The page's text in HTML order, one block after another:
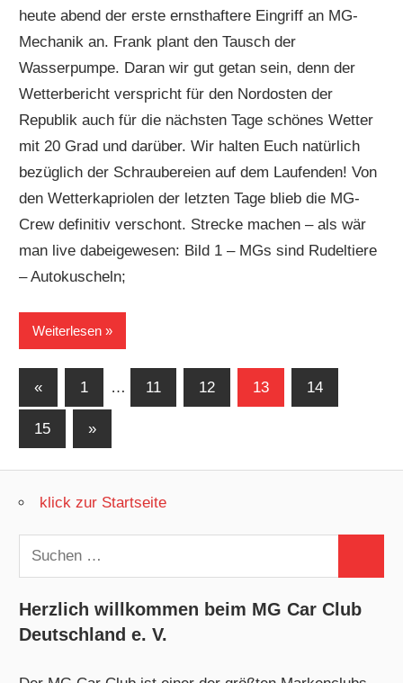
heute abend der erste ernsthaftere Eingriff an MG-
Mechanik an. Frank plant den Tausch der
Wasserpumpe. Daran wir gut getan sein, denn der
Wetterbericht verspricht für den Nordosten der
Republik auch für die nächsten Tage schönes Wetter
mit 20 Grad und darüber. Wir halten Euch natürlich
bezüglich der Schraubereien auf dem Laufenden! Von
den Wetterkapriolen der letzten Tage blieb die MG-
Crew definitiv verschont. Strecke machen – als wär
man live dabeigewesen: Bild 1 – MGs sind Rudeltiere
– Autokuscheln;
Weiterlesen
Seitennummerierung
der
Beiträge
«Vorherige
Beiträge
1 … 11 12 13 14
15
Nächste
Beiträge
»
klick zur Startseite
Suchen
nach:
Herzlich willkommen beim MG Car Club
Deutschland e. V.